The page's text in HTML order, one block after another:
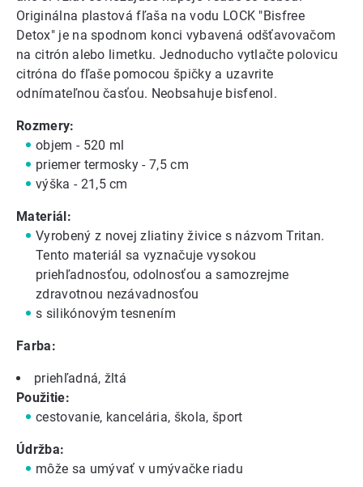
Originálna plastová fľaša na vodu LOCK "Bisfree
Detox" je na spodnom konci vybavená odšťavovačom
na citrón alebo limetku. Jednoducho vytlačte polovicu
citróna do fľaše pomocou špičky a uzavrite
odnímateľnou časťou. Neobsahuje bisfenol.
Rozmery:
objem - 520 ml
priemer termosky - 7,5 cm
výška - 21,5 cm
Materiál:
Vyrobený z novej zliatiny živice s názvom Tritan.
Tento materiál sa vyznačuje vysokou
priehľadnosťou, odolnosťou a samozrejme
zdravotnou nezávadnosťou
s silikónovým tesnením
Farba:
priehľadná, žltá
Použitie:
cestovanie, kancelária, škola, šport
Údržba:
môže sa umývať v umývačke riadu